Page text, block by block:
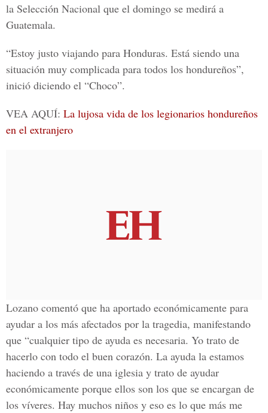
la Selección Nacional que el domingo se medirá a
Guatemala.
“Estoy justo viajando para Honduras. Está siendo una
situación muy complicada para todos los hondureños”,
inició diciendo el “Choco”.
VEA AQUÍ: La lujosa vida de los legionarios hondureños
en el extranjero
Lozano comentó que ha aportado económicamente para
ayudar a los más afectados por la tragedia, manifestando
que “cualquier tipo de ayuda es necesaria. Yo trato de
hacerlo con todo el buen corazón. La ayuda la estamos
haciendo a través de una iglesia y trato de ayudar
económicamente porque ellos son los que se encargan de
los víveres. Hay muchos niños y eso es lo que más me